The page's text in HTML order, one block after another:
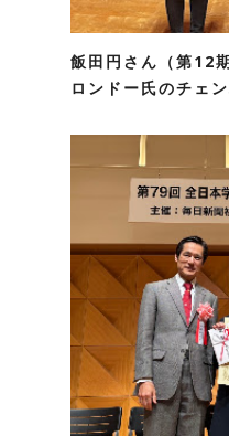
飯田円さん（第12
ロンドー氏のチェ